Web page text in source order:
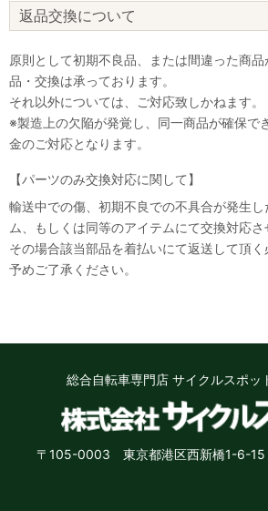
返品交換について
原則として初期不良品、または間違った商
品・交換は承っております。
それ以外については、ご対応致しかねます。
※製造上の欠陥が発覚し、同一商品が確保で
金のご対応となります。
【パーツのみ交換対応に関して】
輸送中での傷、初期不良での不具合が発生
ム、もしくは同等のアイテムにて交換対応さ
その場合該当部品を着払いにて返送して頂
予めご了承ください。
総合自転車専門店 サイクルスポッ
〒105-0003 東京都港区西新橋1-6-15
なにかお困りのことはございま
いいえ、結構です